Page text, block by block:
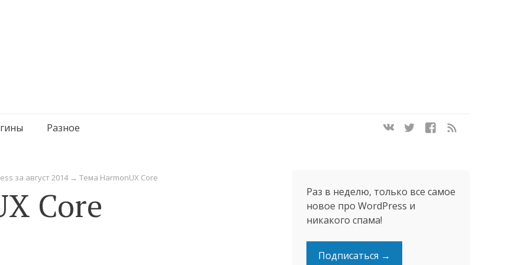
Разное
за август 2014→ Тема HarmonUX Core
Core
Раз в неделю, только все самое
новое про WordPress и
никакого спама!
Подписаться →